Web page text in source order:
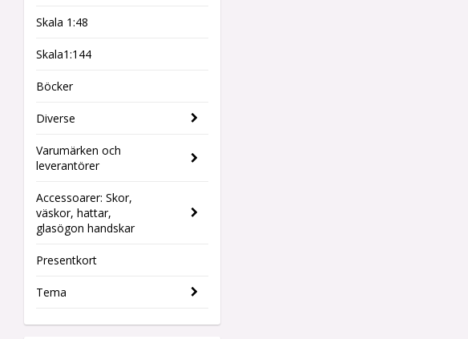
Skala 1:48
Skala1:144
Böcker
Diverse
Varumärken och
leverantörer
Accessoarer: Skor,
väskor, hattar,
glasögon handskar
Presentkort
Tema